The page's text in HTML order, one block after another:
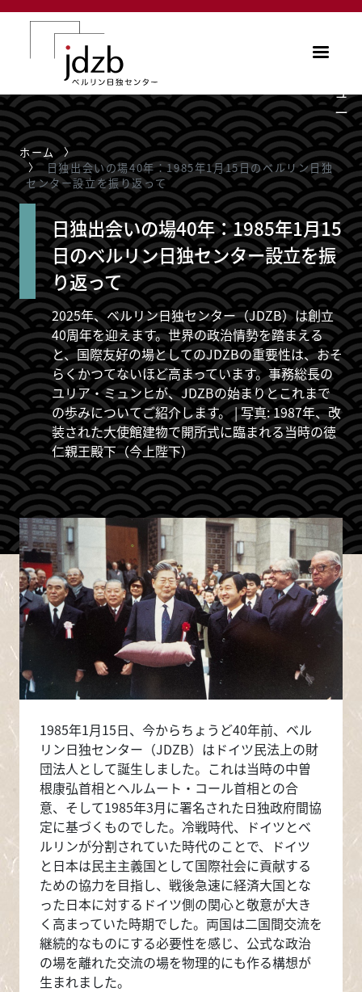
メインコンテンツに移動
ュ
ー
ホーム
日独出会いの場40年：1985年1月15日のベルリン日独
センター設立を振り返って
日独出会いの場40年：1985年1月15
日のベルリン日独センター設立を振
り返って
2025年、ベルリン日独センター（JDZB）は創立
40周年を迎えます。世界の政治情勢を踏まえる
と、国際友好の場としてのJDZBの重要性は、おそ
らくかつてないほど高まっています。事務総長の
ユリア・ミュンヒが、JDZBの始まりとこれまで
の歩みについてご紹介します。 | 写真: 1987年、改
装された大使館建物で開所式に臨まれる当時の徳
仁親王殿下（今上陛下）
1985年1月15日、今からちょうど40年前、ベル
リン日独センター（JDZB）はドイツ民法上の財
団法人として誕生しました。これは当時の中曽
根康弘首相とヘルムート・コール首相との合
意、そして1985年3月に署名された日独政府間協
定に基づくものでした。冷戦時代、ドイツとベ
ルリンが分割されていた時代のことで、ドイツ
と日本は民主主義国として国際社会に貢献する
ための協力を目指し、戦後急速に経済大国とな
った日本に対するドイツ側の関心と敬意が大き
く高まっていた時期でした。両国は二国間交流を
継続的なものにする必要性を感じ、公式な政治
の場を離れた交流の場を物理的にも作る構想が
生まれました。